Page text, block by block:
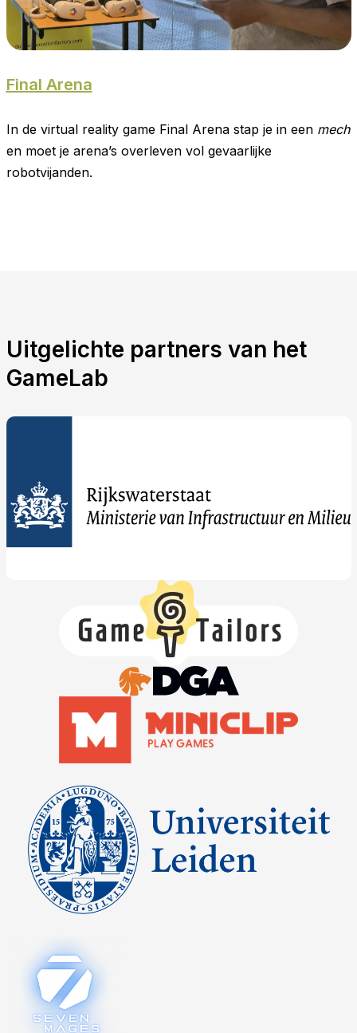
Final Arena
In de virtual reality game Final Arena stap je in een mech
en moet je arena’s overleven vol gevaarlijke
robotvijanden.
Uitgelichte partners van het
GameLab